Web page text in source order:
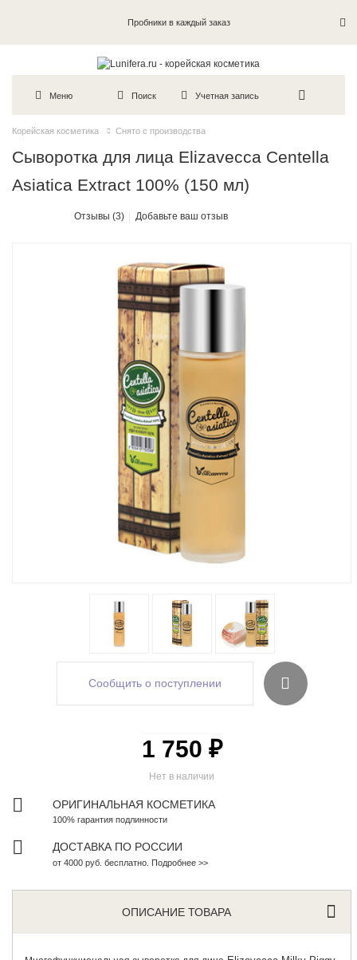
Пробники в каждый заказ
Меню Поиск Учетная запись
Корейская косметика Снято с производства
Сыворотка для лица Elizavecca Centella
Asiatica Extract 100% (150 мл)
Отзывы (3) Добавьте ваш отзыв
Сообщить о поступлении
Нет в наличии
1 750 ₽
ОРИГИНАЛЬНАЯ КОСМЕТИКА
100% гарантия подлинности
ДОСТАВКА ПО РОССИИ
от 4000 руб. бесплатно. Подробнее >>
ОПИСАНИЕ ТОВАРА